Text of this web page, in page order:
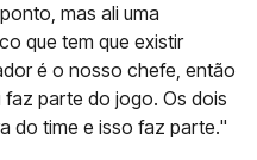
mas ali uma
que tem que existir
é o nosso chefe, então
faz parte do jogo. Os dois
do time e isso faz parte."